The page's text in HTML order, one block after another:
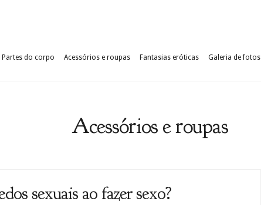
Partes do corpo Acessórios e roupas Fantasias eróticas Galeria de fotos
Acessórios e roupas
sexuais ao fazer sexo?